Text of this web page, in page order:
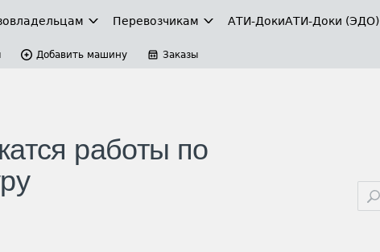
Перевозчикам АТИ-ДокиАТИ-Доки (ЭДО)
Добавить машину Заказы
работы по